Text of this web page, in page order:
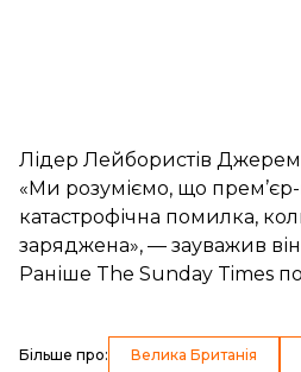
Лідер Лейбористів
«Ми розуміємо, що
катастрофічна помилка,
заряджена», — зауважив
Раніше The Sunday Times
Більше про: Велика Британія